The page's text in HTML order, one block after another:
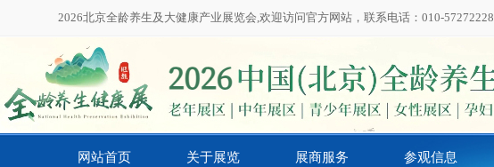
2026北京全龄养生及大健康产业展览会,欢迎访问官方网站，联系电话：010-57272228
网站首页 关于展览 展商服务 参观信息